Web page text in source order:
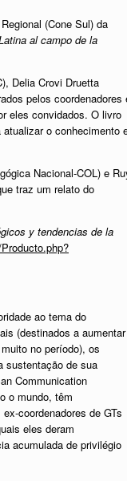
(Cone Sul) da
al campo de la
Delia Crovi Druetta
pelos coordenadores
eles convidados. O livro
o conhecimento
Nacional-COL) e
traz um relato do
y tendencias de la
ao tema do
(destinados a aumentar
no período), os
sustentação de sua
Communication
o mundo, têm
coordenadores de GTs
eles deram
acumulada de privilégio